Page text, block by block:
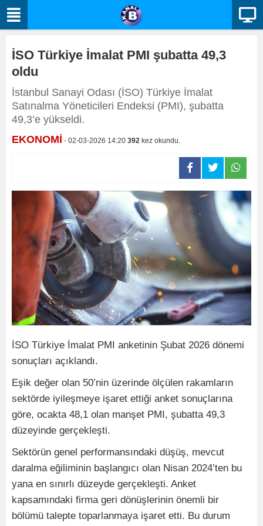
İSO Türkiye İmalat PMI şubatta 49,3
oldu
İstanbul Sanayi Odası (İSO) Türkiye İmalat
Satınalma Yöneticileri Endeksi (PMI), şubatta
49,3’e yükseldi.
EKONOMİ - 02-03-2026 14:20 392 kez okundu.
İSO Türkiye İmalat PMI anketinin Şubat 2026 dönemi
sonuçları açıklandı.
Eşik değer olan 50’nin üzerinde ölçülen rakamların
sektörde iyileşmeye işaret ettiği anket sonuçlarına
göre, ocakta 48,1 olan manşet PMI, şubatta 49,3
düzeyinde gerçekleşti.
Sektörün genel performansındaki düşüş, mevcut
daralma eğiliminin başlangıcı olan Nisan 2024’ten bu
yana en sınırlı düzeyde gerçekleşti. Anket
kapsamındaki firma geri dönüşlerinin önemli bir
bölümü talepte toparlanmaya işaret etti. Bu durum